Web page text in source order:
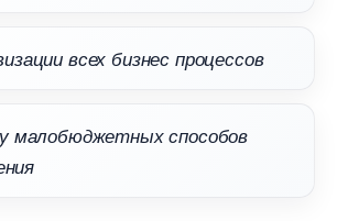
всех бизнес процессо
малобюджетных способо